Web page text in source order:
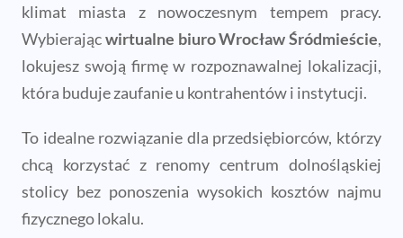
klimat miasta z nowoczesnym tempem pracy.
Wybierającwirtualne biuro Wrocław Śródmieście,
lokujesz swoją firmę w rozpoznawalnej lokalizacji,
która buduje zaufanie u kontrahentów i instytucji.
To idealne rozwiązanie dla przedsiębiorców, którzy
chcą korzystać z renomy centrum dolnośląskiej
stolicy bez ponoszenia wysokich kosztów najmu
fizycznego lokalu.